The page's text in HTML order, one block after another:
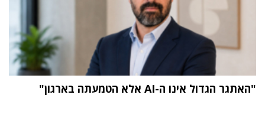
"האתגר הגדול אינו ה-AI אלא הטמעתה בארגון"